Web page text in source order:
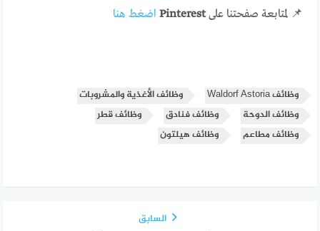
📌 لمتابعة صفحتنا علىPinterest اضغط هنا
وظائف Waldorf Astoria
وظائف الأغذية والمشروبات
وظائف الدوحة
وظائف فنادق
وظائف قطر
وظائف مطاعم
وظائف هيلتون
السابق